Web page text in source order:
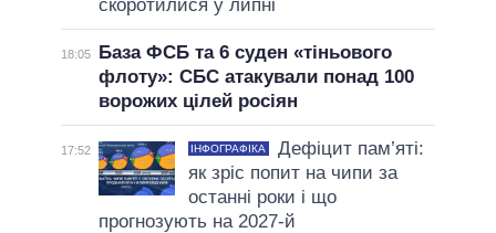
скоротилися у липні
18:05
База ФСБ та 6 суден «тіньового
флоту»: СБС атакували понад 100
ворожих цілей росіян
17:52 ІНФОГРАФІКА
Дефіцит пам’яті:
як зріс попит на чипи за
останні роки і що
прогнозують на 2027-й